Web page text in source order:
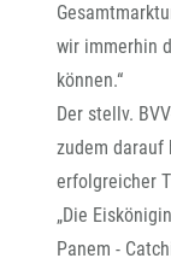
wir immerhin
können.“
Der stellv.
zudem darauf
erfolgreicher
„Die
Panem -